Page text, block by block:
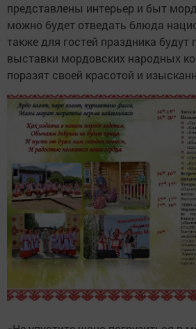
представлены интерьер и быт
можно будет отведать блюда
также для гостей праздника будут
выставки мордовских народных
поразят своей красотой и